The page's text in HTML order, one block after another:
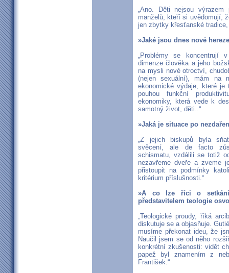
„Ano. Děti nejsou
manželů, kteří si uvědomují,
jen zbytky křesťanské
»Jaké jsou dnes nové
„Problémy se koncentrují
dimenze člověka a jeho
na mysli nové otroctví,
(nejen sexuální), mám na
ekonomické výdaje, které
pouhou funkční
ekonomiky, která vede k
samotný život, děti..“
»Jaká je situace po
„Z jejich biskupů byla
svěcení, ale de facto
schismatu, vzdálili se totiž
nezavřeme dveře a zveme
přistoupit na podmínky
kritérium příslušnosti.“
»A co lze říci o setkání
představitelem teologie
„Teologické proudy, říká
diskutuje se a objasňuje.
musíme překonat ideu, že
Naučil jsem se od něho
konkrétní zkušenosti: vidět
papež byl znamením z
František.“